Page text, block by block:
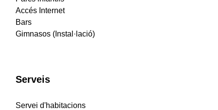
Accés Internet
Bars
Gimnasos (Instal·lació)
Serveis
Servei d'habitacions